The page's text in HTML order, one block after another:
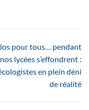
pour tous… pendant
lycées s’effondrent :
en plein déni
de réalité